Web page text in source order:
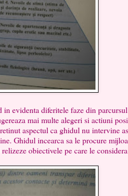
diferitele faze din parcursul
mai multe alegeri si actiuni
aspectul ca ghidul nu intervine
Ghidul incearca sa le procure
obiectivele pe care le